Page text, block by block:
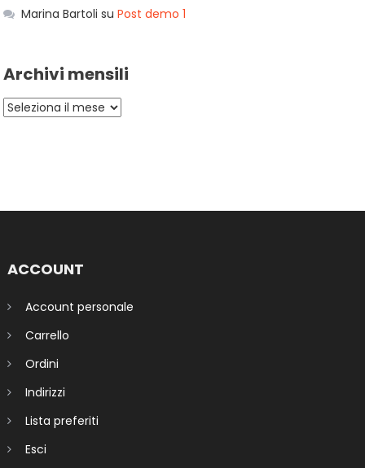
Marina Bartoli suPost demo 1
Archivi mensili
Archivi
ACCOUNT
Account personale
Carrello
Ordini
Indirizzi
Lista preferiti
Esci